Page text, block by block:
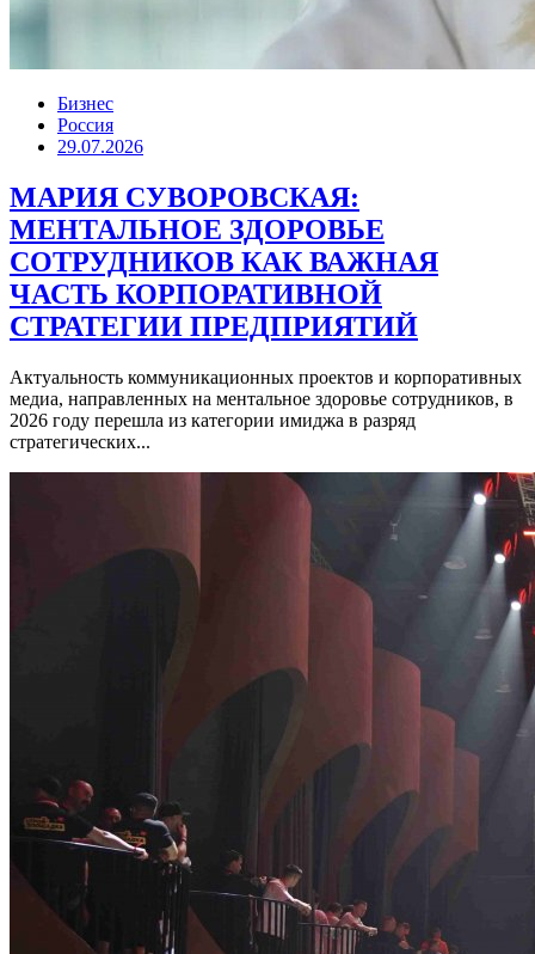
Бизнес
Россия
29.07.2026
МАРИЯ СУВОРОВСКАЯ:
МЕНТАЛЬНОЕ ЗДОРОВЬЕ
СОТРУДНИКОВ КАК ВАЖНАЯ
ЧАСТЬ КОРПОРАТИВНОЙ
СТРАТЕГИИ ПРЕДПРИЯТИЙ
Актуальность коммуникационных проектов и корпоративных
медиа, направленных на ментальное здоровье сотрудников, в
2026 году перешла из категории имиджа в разряд
стратегических...